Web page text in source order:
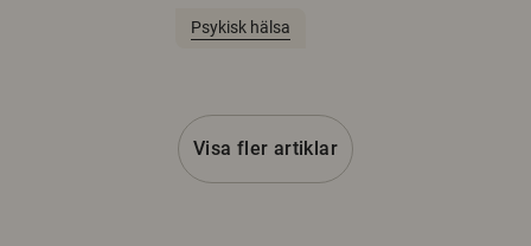
Psykisk hälsa
Visa fler artiklar